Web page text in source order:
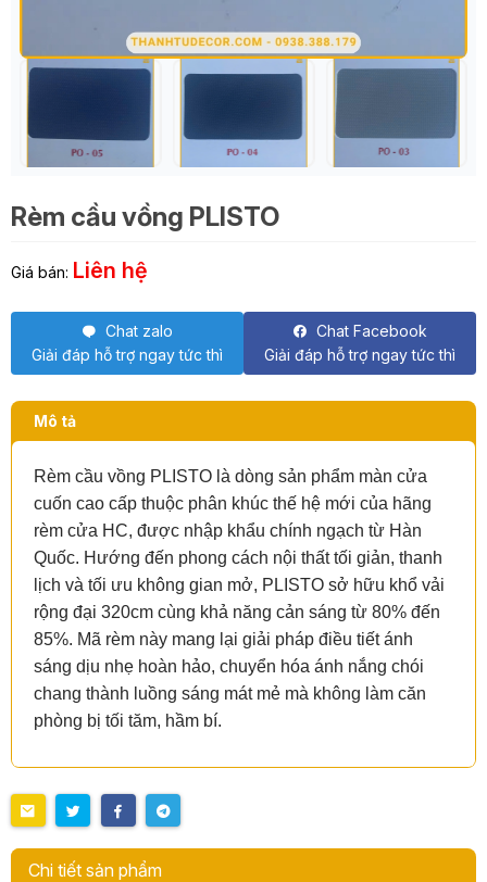
Rèm cầu vồng PLISTO
Giá bán: Liên hệ
Chat zalo
Giải đáp hỗ trợ ngay tức thì
Chat Facebook
Giải đáp hỗ trợ ngay tức thì
Mô tả
Rèm cầu vồng PLISTO là dòng sản phẩm màn cửa
cuốn cao cấp thuộc phân khúc thế hệ mới của hãng
rèm cửa HC, được nhập khẩu chính ngạch từ Hàn
Quốc. Hướng đến phong cách nội thất tối giản, thanh
lịch và tối ưu không gian mở, PLISTO sở hữu khổ vải
rộng đại 320cm cùng khả năng cản sáng từ 80% đến
85%. Mã rèm này mang lại giải pháp điều tiết ánh
sáng dịu nhẹ hoàn hảo, chuyển hóa ánh nắng chói
chang thành luồng sáng mát mẻ mà không làm căn
phòng bị tối tăm, hầm bí.
Chi tiết sản phẩm